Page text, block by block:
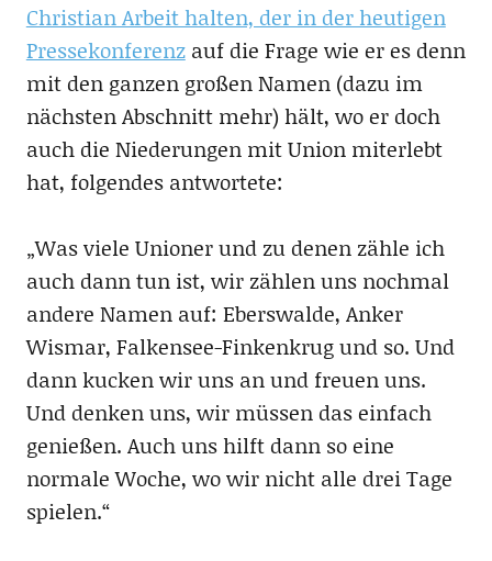
Christian Arbeit halten, der in der heutigen
Pressekonferenzauf die Frage wie er es denn
mit den ganzen großen Namen (dazu im
nächsten Abschnitt mehr) hält, wo er doch
auch die Niederungen mit Union miterlebt
hat, folgendes antwortete:
„Was viele Unioner und zu denen zähle ich
auch dann tun ist, wir zählen uns nochmal
andere Namen auf: Eberswalde, Anker
Wismar, Falkensee-Finkenkrug und so. Und
dann kucken wir uns an und freuen uns.
Und denken uns, wir müssen das einfach
genießen. Auch uns hilft dann so eine
normale Woche, wo wir nicht alle drei Tage
spielen.“